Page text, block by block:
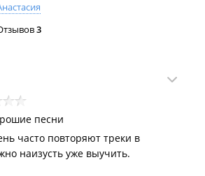
3
песни
часто повторяют треки в
наизусть уже выучить.